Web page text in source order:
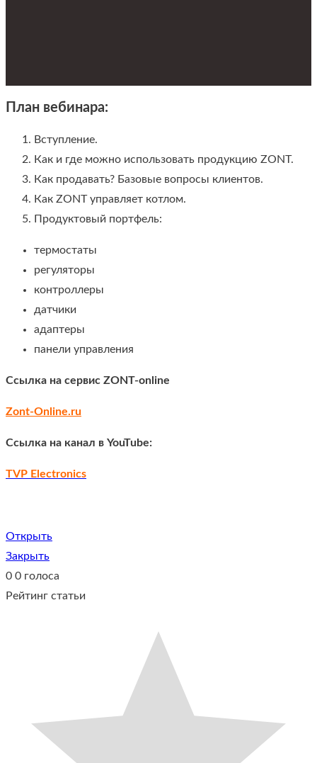
План вебинара:
Вступление.
Как и где можно использовать продукцию ZONT.
Как продавать? Базовые вопросы клиентов.
Как ZONT управляет котлом.
Продуктовый портфель:
термостаты
регуляторы
контроллеры
датчики
адаптеры
панели управления
Ссылка на сервис ZONT-online
Zont-Online.ru
Ссылка на канал в YouTube:
TVP Electronics
Открыть
Закрыть
0 0 голоса
Рейтинг статьи